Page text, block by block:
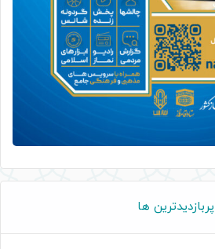
پربازدیدترین ها